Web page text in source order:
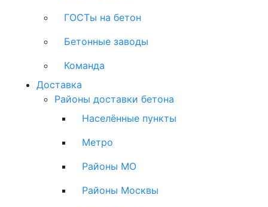
ГОСТы на бетон
Бетонные заводы
Команда
Доставка
Районы доставки бетона
Населённые пункты
Метро
Районы МО
Районы Москвы